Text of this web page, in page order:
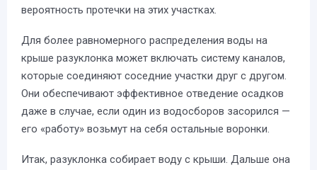
вероятность протечки на этих участках.
Для более равномерного распределения воды на
крыше разуклонка может включать систему каналов,
которые соединяют соседние участки друг с другом.
Они обеспечивают эффективное отведение осадков
даже в случае, если один из водосборов засорился —
его «работу» возьмут на себя остальные воронки.
Итак, разуклонка собирает воду с крыши. Дальше она